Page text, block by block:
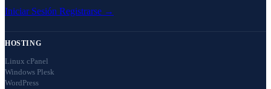
Iniciar Sesión Registrarse →
HOSTING
Linux cPanel
Windows Plesk
WordPress